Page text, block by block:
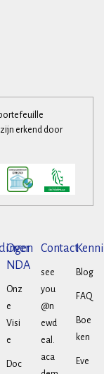
erkend door
Over
NDA
Onz
e
Visi
e
Doc
Contact
see
you
@n
ewd
eal.
aca
Blog
FAQ
Boe
ken
Eve